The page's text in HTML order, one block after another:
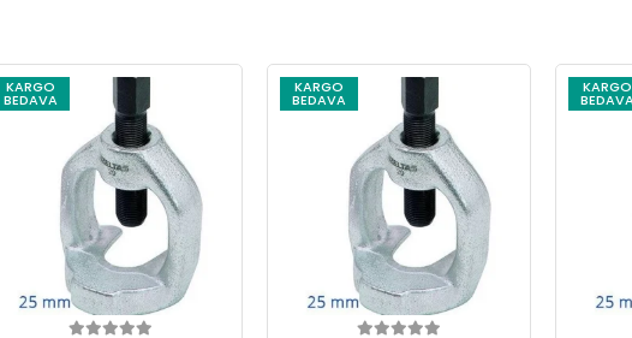
KARGO
BEDAVA
KARGO
BEDAVA
KARGO